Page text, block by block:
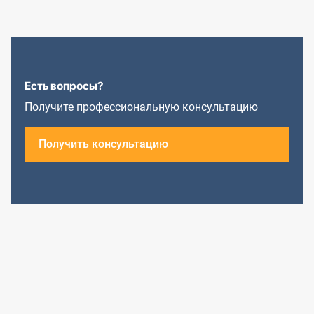
Есть вопросы?
Получите профессиональную консультацию
Получить консультацию